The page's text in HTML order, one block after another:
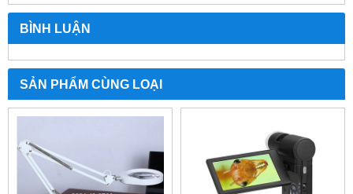
BÌNH LUẬN
SẢN PHẨM CÙNG LOẠI